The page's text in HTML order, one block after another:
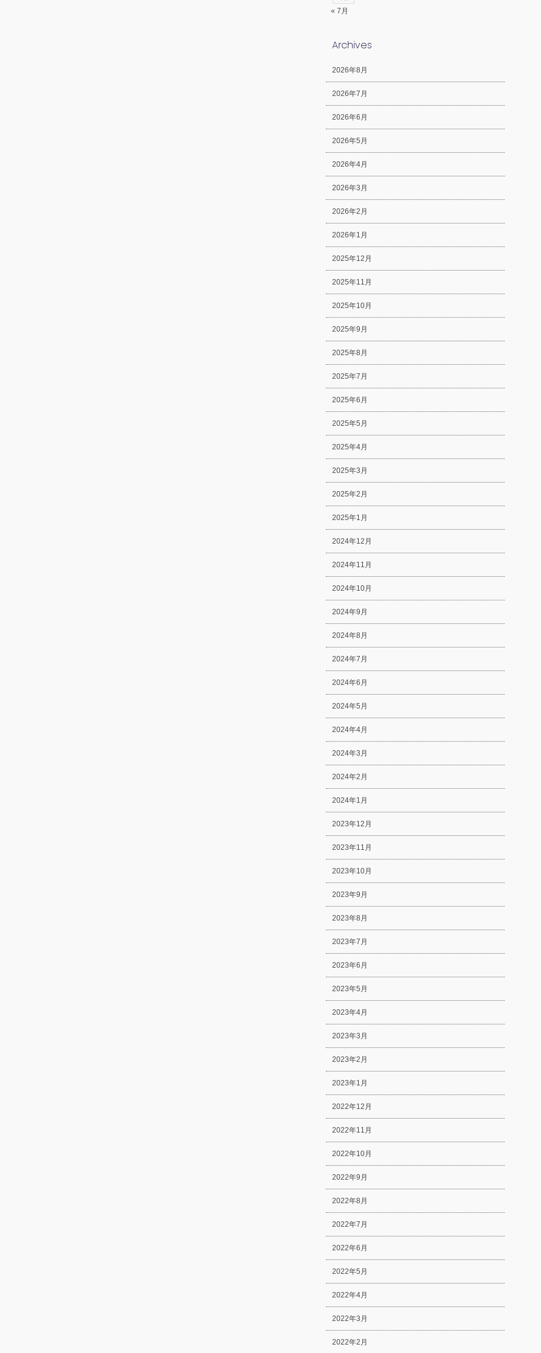
« 7月
Archives
2026年8月
2026年7月
2026年6月
2026年5月
2026年4月
2026年3月
2026年2月
2026年1月
2025年12月
2025年11月
2025年10月
2025年9月
2025年8月
2025年7月
2025年6月
2025年5月
2025年4月
2025年3月
2025年2月
2025年1月
2024年12月
2024年11月
2024年10月
2024年9月
2024年8月
2024年7月
2024年6月
2024年5月
2024年4月
2024年3月
2024年2月
2024年1月
2023年12月
2023年11月
2023年10月
2023年9月
2023年8月
2023年7月
2023年6月
2023年5月
2023年4月
2023年3月
2023年2月
2023年1月
2022年12月
2022年11月
2022年10月
2022年9月
2022年8月
2022年7月
2022年6月
2022年5月
2022年4月
2022年3月
2022年2月